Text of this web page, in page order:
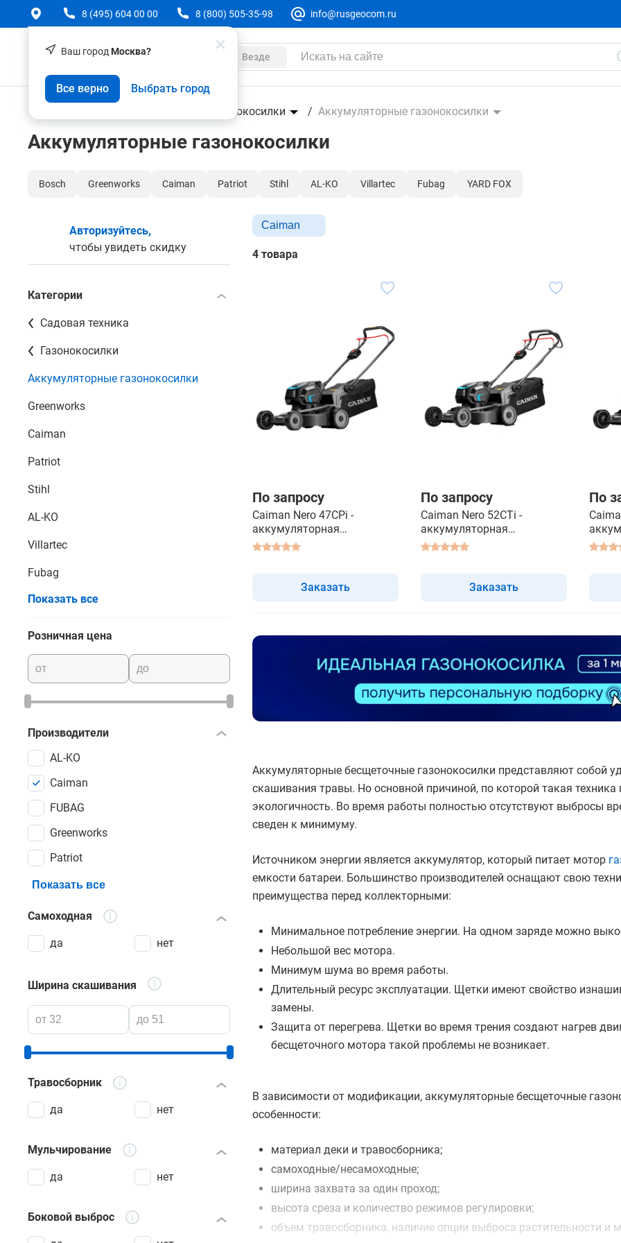
Ваш город Москва?
Все верно Выбрать город
8 (495) 604 00 00 8 (800) 505-35-98 info@rusgeocom.ru
Везде
Техника Газонокосилки Аккумуляторные газонокосилки
Аккумуляторные газонокосилки
Bosch Greenworks Caiman Patriot Stihl AL-KO Villartec Fubag YARD FOX
Авторизуйтесь,
чтобы увидеть скидку
Категории
Садовая техника
Газонокосилки
Аккумуляторные газонокосилки
Greenworks
Caiman
Patriot
Stihl
AL-KO
Villartec
Fubag
Показать все
Розничная цена
Производители
AL-KO
Caiman
FUBAG
Greenworks
Patriot
Показать все
Самоходная
да нет
Ширина скашивания
Травосборник
да нет
Мульчирование
да нет
Боковой выброс
Caiman
4 товара
По запросу
Caiman Nero 47CPi -
аккумуляторная
газонокосилка
Заказать
По запросу
Caiman Nero 52CTi -
аккумуляторная
газонокосилка самоходная
Заказать
По
Аккумуляторные бесщеточные газонокосилки представляют собой
скашивания травы. Но основной причиной, по которой такая техника
экологичность. Во время работы полностью отсутствуют выбросы
сведен к минимуму.
Источником энергии является аккумулятор, который питает мотор
емкости батареи. Большинство производителей оснащают свою
преимущества перед коллекторными:
Минимальное потребление энергии. На одном заряде можно
Небольшой вес мотора.
Минимум шума во время работы.
Длительный ресурс эксплуатации. Щетки имеют свойство
замены.
Защита от перегрева. Щетки во время трения создают нагрев
бесщеточного мотора такой проблемы не возникает.
В зависимости от модификации, аккумуляторные бесщеточные
особенности:
материал деки и травосборника;
самоходные/несамоходные;
ширина захвата за один проход;
высота среза и количество режимов регулировки;
объем травосборника, наличие опции выброса растительности и